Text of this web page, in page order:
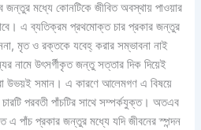
জন্তুর মধ্যে কোনটিকে জীবিত অবস্থায় পাওয়ার
এ ব্যতিক্রম প্রথমোক্ত চার প্রকার জন্তুর
মৃত ও রক্তকে যবেহ্ করার সম্ভাবনা নাই
নামে উৎসর্গীকৃত জন্তু সত্তার দিক দিয়েই
উভয়ই সমান। এ কারণে আলেমগণ এ বিষয়ে
পরবতী পাঁচটির সাথে সম্পর্কযুক্ত। অতএব
পাঁচ প্রকার জন্তুর মধ্যে যদি জীবনের স্পন্দন